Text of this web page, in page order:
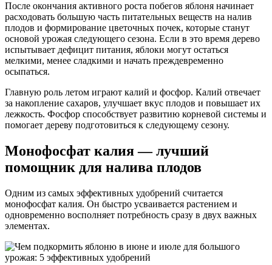
После окончания активного роста побегов яблоня начинает
расходовать большую часть питательных веществ на налив
плодов и формирование цветочных почек, которые станут
основой урожая следующего сезона. Если в это время дерево
испытывает дефицит питания, яблоки могут остаться
мелкими, менее сладкими и начать преждевременно
осыпаться.
Главную роль летом играют калий и фосфор. Калий отвечает
за накопление сахаров, улучшает вкус плодов и повышает их
лежкость. Фосфор способствует развитию корневой системы и
помогает дереву подготовиться к следующему сезону.
Монофосфат калия — лучший
помощник для налива плодов
Одним из самых эффективных удобрений считается
монофосфат калия. Он быстро усваивается растением и
одновременно восполняет потребность сразу в двух важных
элементах.